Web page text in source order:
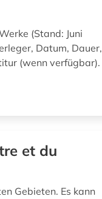
(Stand: Juni
Datum, Dauer,
(wenn verfügbar).
et du
Gebieten. Es kann